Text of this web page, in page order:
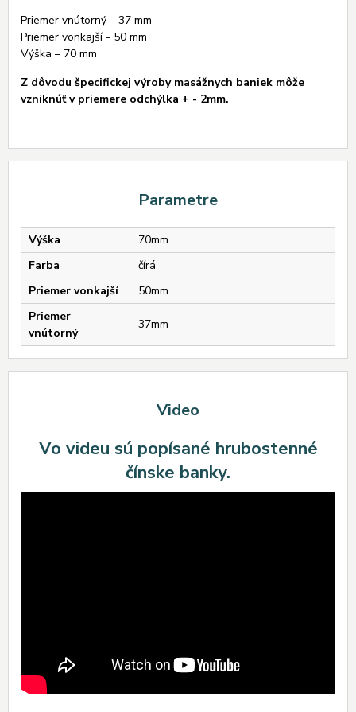
Priemer vnútorný – 37 mm
Priemer vonkajší - 50 mm
Výška – 70 mm
Z dôvodu špecifickej výroby masážnych baniek môže
vzniknúť v priemere odchýlka + - 2mm.
Parametre
Výška
70mm
Farba
čírá
Priemer vonkajší
50mm
Priemer
vnútorný
37mm
Video
Vo videu sú popísané hrubostenné
čínske banky.